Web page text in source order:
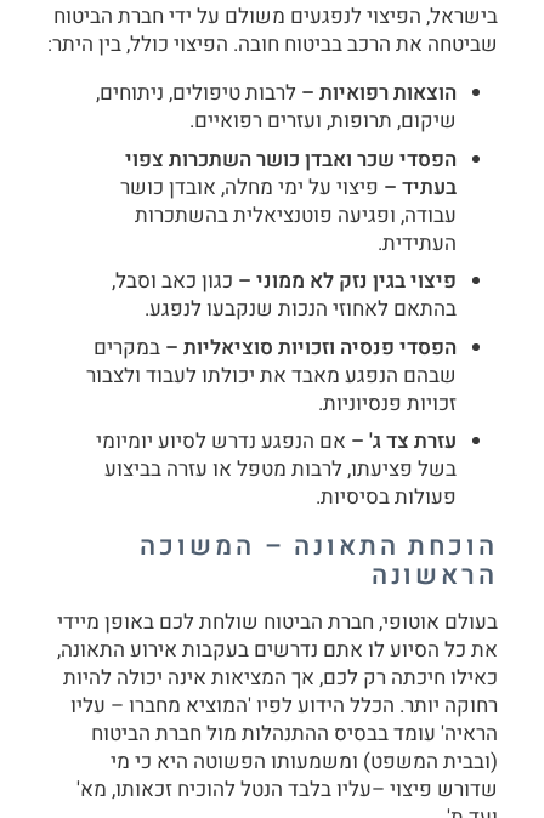
בישראל, הפיצוי לנפגעים משולם על ידי חברת הביטוח
שביטחה את הרכב בביטוח חובה. הפיצוי כולל, בין היתר:
הוצאות רפואיות – לרבות טיפולים, ניתוחים,
שיקום, תרופות, ועזרים רפואיים.
הפסדי שכר ואבדן כושר השתכרות צפוי
בעתיד – פיצוי על ימי מחלה, אובדן כושר
עבודה, ופגיעה פוטנציאלית בהשתכרות
העתידית.
פיצוי בגין נזק לא ממוני – כגון כאב וסבל,
בהתאם לאחוזי הנכות שנקבעו לנפגע.
הפסדי פנסיה וזכויות סוציאליות – במקרים
שבהם הנפגע מאבד את יכולתו לעבוד ולצבור
זכויות פנסיוניות.
עזרת צד ג' – אם הנפגע נדרש לסיוע יומיומי
בשל פציעתו, לרבות מטפל או עזרה בביצוע
פעולות בסיסיות.
הוכחת התאונה – המשוכה
הראשונה
בעולם אוטופי, חברת הביטוח שולחת לכם באופן מיידי
את כל הסיוע לו אתם נדרשים בעקבות אירוע התאונה,
כאילו חיכתה רק לכם, אך המציאות אינה יכולה להיות
רחוקה יותר. הכלל הידוע לפיו 'המוציא מחברו – עליו
הראיה' עומד בבסיס ההתנהלות מול חברת הביטוח
(ובבית המשפט) ומשמעותו הפשוטה היא כי מי
שדורש פיצוי –עליו בלבד הנטל להוכיח זכאותו, מא'